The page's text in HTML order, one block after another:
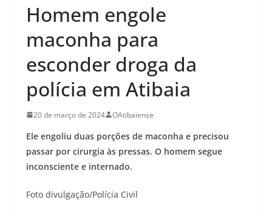
Homem engole
maconha para
esconder droga da
polícia em Atibaia
20 de março de 2024 OAtibaiense
Ele engoliu duas porções de maconha e precisou
passar por cirurgia às pressas. O homem segue
inconsciente e internado.
Foto divulgação/Polícia Civil